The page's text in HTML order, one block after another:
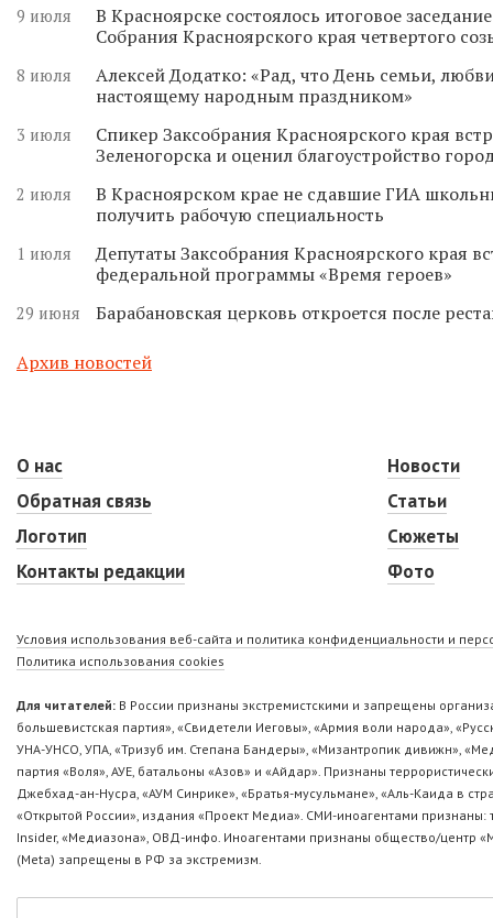
9 июля
В Красноярске состоялось итоговое
Собрания Красноярского края четвертого
8 июля
Алексей Додатко: «Рад, что День семьи,
настоящему народным праздником»
3 июля
Спикер Заксобрания Красноярского края
Зеленогорска и оценил благоустройство
2 июля
В Красноярском крае не сдавшие ГИА
получить рабочую специальность
1 июля
Депутаты Заксобрания Красноярского края
федеральной программы «Время героев»
29 июня Барабановская церковь откроется после
Архив новостей
О нас
Обратная связь
Логотип
Контакты редакции
Новости
Статьи
Сюжеты
Фото
Условия использования веб-сайта и политика конфиденциальности и
Политика использования cookies
Для читателей: В России признаны экстремистскими и запрещены
большевистская партия», «Свидетели Иеговы», «Армия воли народа»,
УНА-УНСО, УПА, «Тризуб им. Степана Бандеры», «Мизантропик дивижн»,
партия «Воля», АУЕ, батальоны «Азов» и «Айдар». Признаны
Джебхад-ан-Нусра, «АУМ Синрике», «Братья-мусульмане», «Аль-Каида в
«Открытой России», издания «Проект Медиа». СМИ-иноагентами
Insider, «Медиазона», ОВД-инфо. Иноагентами признаны общество/центр
(Metа) запрещены в РФ за экстремизм.